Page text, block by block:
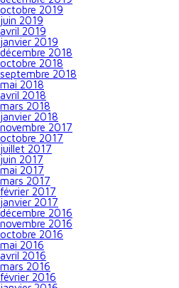
octobre 2019
juin 2019
avril 2019
janvier 2019
décembre 2018
octobre 2018
septembre 2018
mai 2018
avril 2018
mars 2018
janvier 2018
novembre 2017
octobre 2017
juillet 2017
juin 2017
mai 2017
mars 2017
février 2017
janvier 2017
décembre 2016
novembre 2016
octobre 2016
mai 2016
avril 2016
mars 2016
février 2016